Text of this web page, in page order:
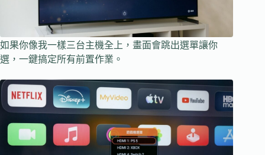
如果你像我一樣三台主機全上，畫面會跳出選單讓你
選，一鍵搞定所有前置作業。